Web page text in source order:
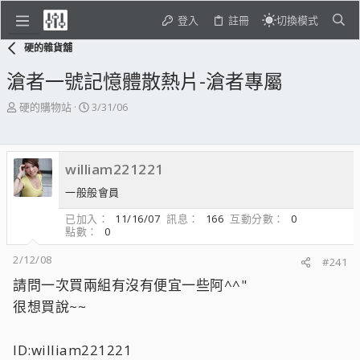
登入 註冊 切換模式
硬的雜貨舖
滄者一號記憶體散熱片-滄者專屬
主
起
人
硬的購物站
開
期
3/31/06
william221221
一般般會員
已加入
11/16/07 訊息 166 互動分數
0
點數
0
2/12/08
#241
請問一次買兩組有沒有便宜一些阿^^"
很想買說~~
ID:william221221